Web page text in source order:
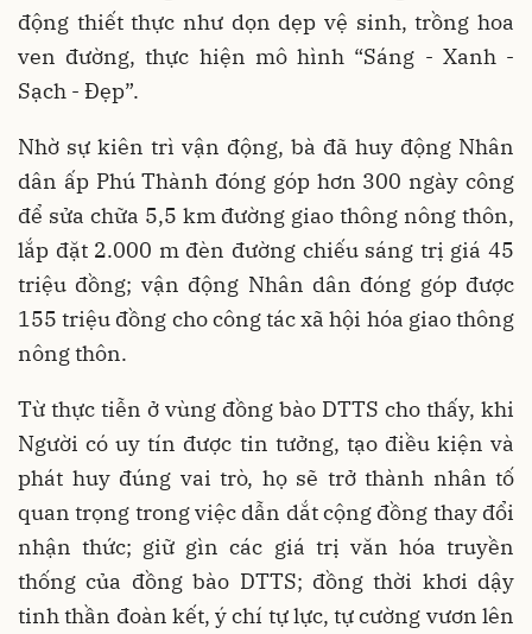
động thiết thực như dọn dẹp vệ sinh, trồng hoa
ven đường, thực hiện mô hình “Sáng - Xanh -
Sạch - Đẹp”.
Nhờ sự kiên trì vận động, bà đã huy động Nhân
dân ấp Phú Thành đóng góp hơn 300 ngày công
để sửa chữa 5,5 km đường giao thông nông thôn,
lắp đặt 2.000 m đèn đường chiếu sáng trị giá 45
triệu đồng; vận động Nhân dân đóng góp được
155 triệu đồng cho công tác xã hội hóa giao thông
nông thôn.
Từ thực tiễn ở vùng đồng bào DTTS cho thấy, khi
Người có uy tín được tin tưởng, tạo điều kiện và
phát huy đúng vai trò, họ sẽ trở thành nhân tố
quan trọng trong việc dẫn dắt cộng đồng thay đổi
nhận thức; giữ gìn các giá trị văn hóa truyền
thống của đồng bào DTTS; đồng thời khơi dậy
tinh thần đoàn kết, ý chí tự lực, tự cường vươn lên